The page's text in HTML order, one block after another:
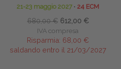
21-23 maggio 2027 ∙ 24 ECM
680,00 € 612,00 €
IVA compresa
Risparmia: 68,00 €
saldando entro il 21/03/2027